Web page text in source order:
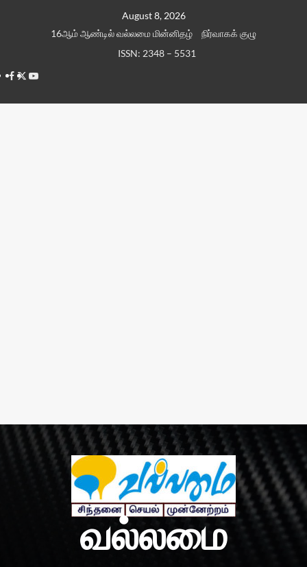
August 8, 2026
16ஆம் ஆண்டில் வல்லமை மின்னிதழ்
நிர்வாகக் குழு
ISSN: 2348 – 5531
Facebook
TwitterYoutube
வல்லமை